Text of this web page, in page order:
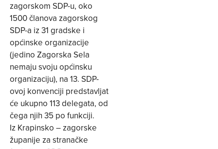
zagorskom SDP-u, oko
1500 članova zagorskog
SDP-a iz 31 gradske i
općinske organizacije
(jedino Zagorska Sela
nemaju svoju općinsku
organizaciju), na 13. SDP-
ovoj konvenciji predstavljat
će ukupno 113 delegata, od
čega njih 35 po funkciji.
Iz Krapinsko – zagorske
županije za stranačke